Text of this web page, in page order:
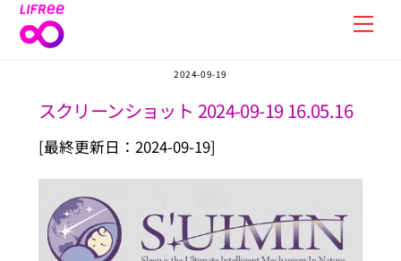
Skip
2024-09-19
スクリーンショット 2024-09-19 16.05.16
[最終更新日：2024-09-19]